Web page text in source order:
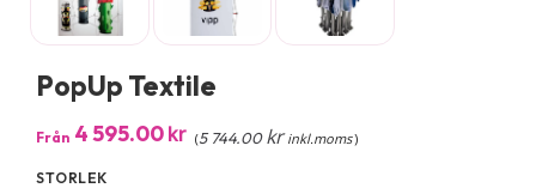
PopUp Textile
Från 4 595.00kr (5 744.00kr inkl.moms)
STORLEK